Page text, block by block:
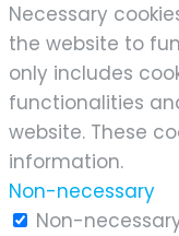
Necessary
the website to
only includes
functionalities
website. These
information.
Non-necessary
Non-